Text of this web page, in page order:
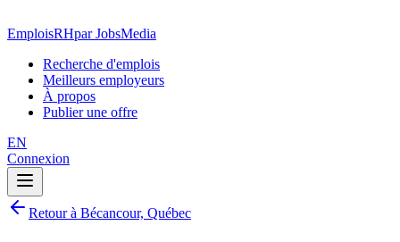
EmploisRHpar JobsMedia
Recherche d'emplois
Meilleurs employeurs
À propos
Publier une offre
EN
Connexion
Retour à Bécancour, Québec